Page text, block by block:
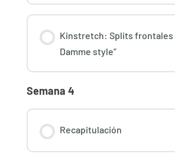
Kinstretch: Splits frontales
Damme style”
Semana 4
Recapitulación